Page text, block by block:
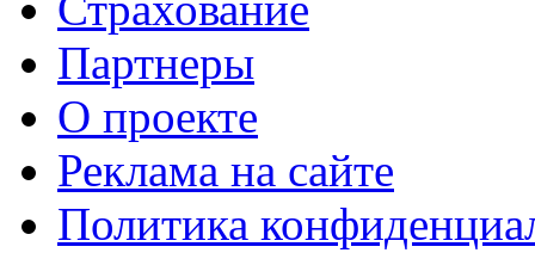
Партнеры
O проекте
Реклама на сайте
Политика